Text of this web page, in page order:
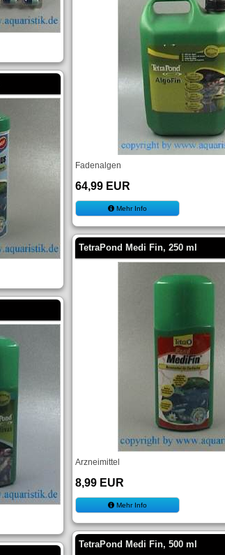
Fadenalgen
64,99 EUR
Mehr Info
TetraPond Medi Fin, 250 ml
Arzneimittel
8,99 EUR
Mehr Info
TetraPond Medi Fin, 500 ml